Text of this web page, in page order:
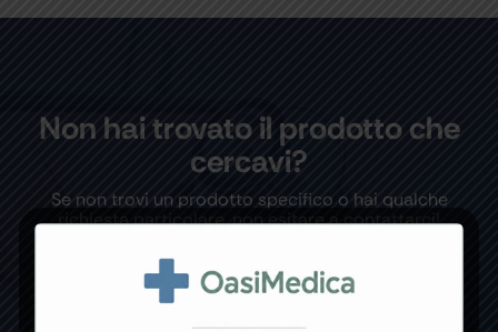
Non hai trovato il prodotto che
cercavi?
Se non trovi un prodotto specifico o hai qualche
richiesta particolare, non esitare a contattarci!